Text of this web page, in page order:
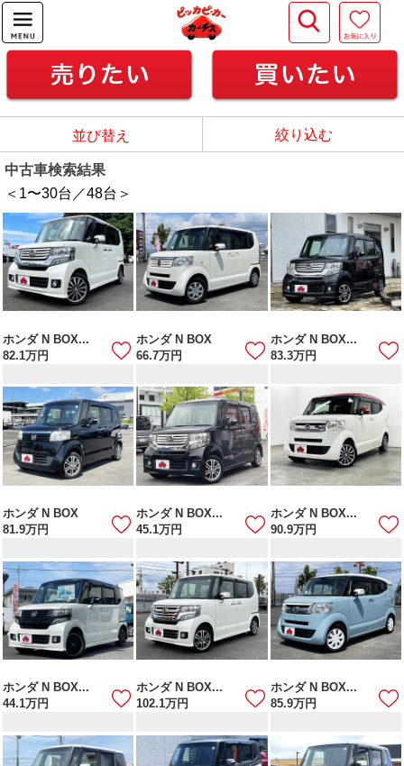
並び替え 絞り込む
中古車検索結果
＜1〜30台／48台＞
ホンダ N BOX...
82.1万円
ホンダ N BOX
66.7万円
ホンダ N BOX...
83.3万円
ホンダ N BOX
81.9万円
ホンダ N BOX...
45.1万円
ホンダ N BOX...
90.9万円
ホンダ N BOX...
44.1万円
ホンダ N BOX...
102.1万円
ホンダ N BOX...
85.9万円